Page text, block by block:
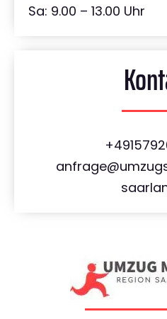
Sa: 9.00 – 13.00 Uhr